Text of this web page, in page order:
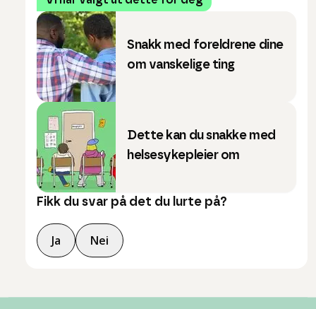
Snakk med foreldrene dine
om vanskelige ting
Dette kan du snakke med
helsesykepleier om
Fikk du svar på det du lurte på?
Ja Nei